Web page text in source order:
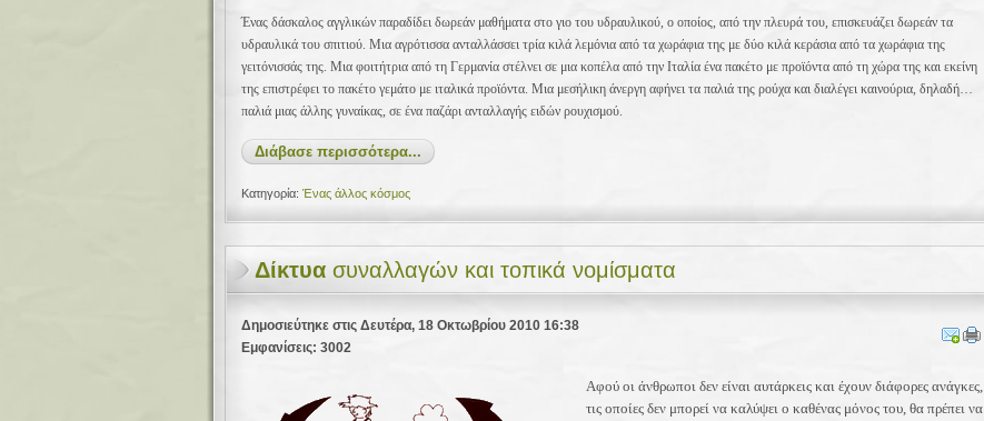
Ένας δάσκαλος αγγλικών παραδίδει δωρεάν μαθήματα στο γιο του υδραυλικού, ο οποίος, από την πλευρά του, επισκευάζει δωρεάν τα
υδραυλικά του σπιτιού. Μια αγρότισσα ανταλλάσσει τρία κιλά λεμόνια από τα χωράφια της με δύο κιλά κεράσια από τα χωράφια της
γειτόνισσάς της. Μια φοιτήτρια από τη Γερμανία στέλνει σε μια κοπέλα από την Ιταλία ένα πακέτο με προϊόντα από τη χώρα της και εκείνη
της επιστρέφει το πακέτο γεμάτο με ιταλικά προϊόντα. Μια μεσήλικη άνεργη αφήνει τα παλιά της ρούχα και διαλέγει καινούρια, δηλαδή…
παλιά μιας άλλης γυναίκας, σε ένα παζάρι ανταλλαγής ειδών ρουχισμού.
Διάβασε περισσότερα...
Κατηγορία: Ένας άλλος κόσμος
Δίκτυα συναλλαγών και τοπικά νομίσματα
Δημοσιεύτηκε στις Δευτέρα, 18 Οκτωβρίου 2010 16:38
Εμφανίσεις: 3002
Αφού οι άνθρωποι δεν είναι αυτάρκεις και έχουν διάφορες ανάγκες,
τις οποίες δεν μπορεί να καλύψει ο καθένας μόνος του, θα πρέπει να